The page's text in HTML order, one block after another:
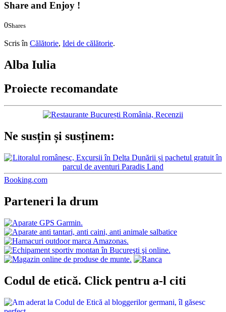
Share and Enjoy !
0Shares
Scris în Călătorie, Idei de călătorie.
Alba Iulia
Proiecte recomandate
Ne susțin și susținem:
Booking.com
Parteneri la drum
Codul de etică. Click pentru a-l citi